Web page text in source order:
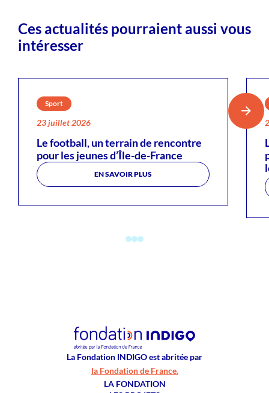
Ces actualités pourraient aussi vous
intéresser
Sport
23 juillet 2026
Le football, un terrain de rencontre
pour les jeunes d’Île-de-France
EN SAVOIR PLUS
La Fondation INDIGO est abritée par
la Fondation de France.
LA FONDATION